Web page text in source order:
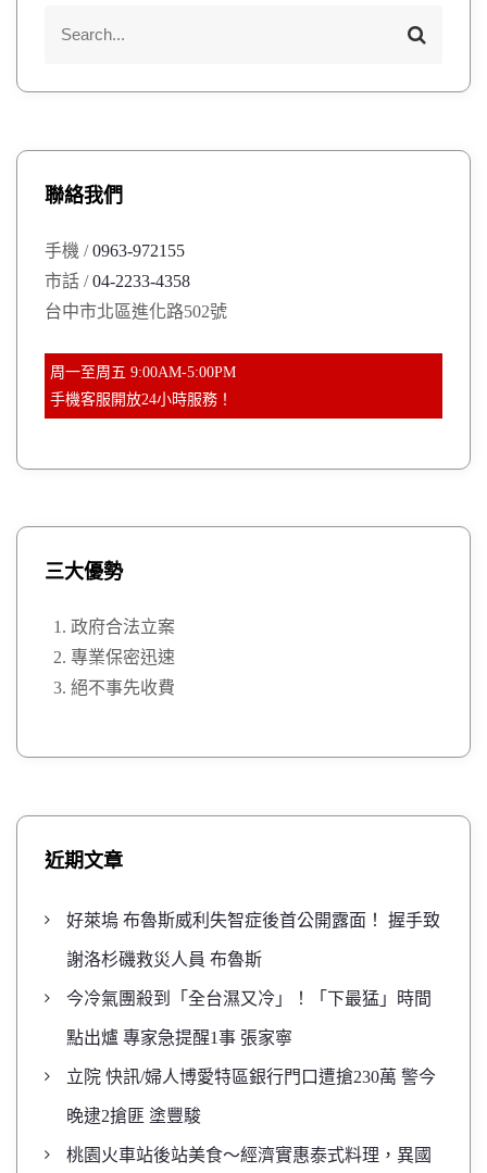
f
:
S
r
聯絡我們
手機 /0963-972155
市話 /04-2233-4358
台中市北區進化路502號
周一至周五 9:00AM-5:00PM
手機客服開放24小時服務！
三大優勢
政府合法立案
專業保密迅速
絕不事先收費
近期文章
好萊塢 布魯斯威利失智症後首公開露面！ 握手致
謝洛杉磯救災人員 布魯斯
今冷氣團殺到「全台濕又冷」！「下最猛」時間
點出爐 專家急提醒1事 張家寧
立院 快訊/婦人博愛特區銀行門口遭搶230萬 警今
晚逮2搶匪 塗豐駿
桃園火車站後站美食～經濟實惠泰式料理，異國